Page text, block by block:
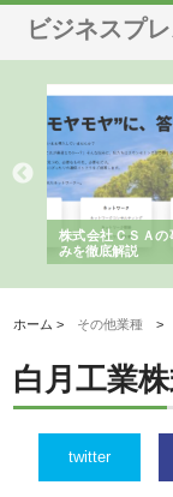
ビジネスプ
株式会社ＣＳＡの
みを徹底解説
ホーム > その他業種 >
白月工業
twitter